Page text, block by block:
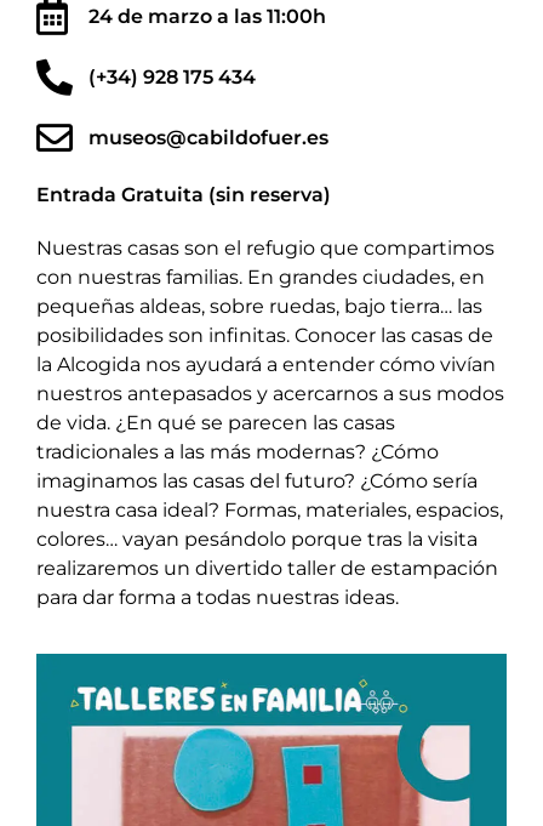
24 de marzo a las 11:00h
(+34) 928 175 434
museos@cabildofuer.es
Entrada Gratuita (sin reserva)
Nuestras casas son el refugio que compartimos
con nuestras familias. En grandes ciudades, en
pequeñas aldeas, sobre ruedas, bajo tierra… las
posibilidades son infinitas. Conocer las casas de
la Alcogida nos ayudará a entender cómo vivían
nuestros antepasados y acercarnos a sus modos
de vida. ¿En qué se parecen las casas
tradicionales a las más modernas? ¿Cómo
imaginamos las casas del futuro? ¿Cómo sería
nuestra casa ideal? Formas, materiales, espacios,
colores… vayan pesándolo porque tras la visita
realizaremos un divertido taller de estampación
para dar forma a todas nuestras ideas.